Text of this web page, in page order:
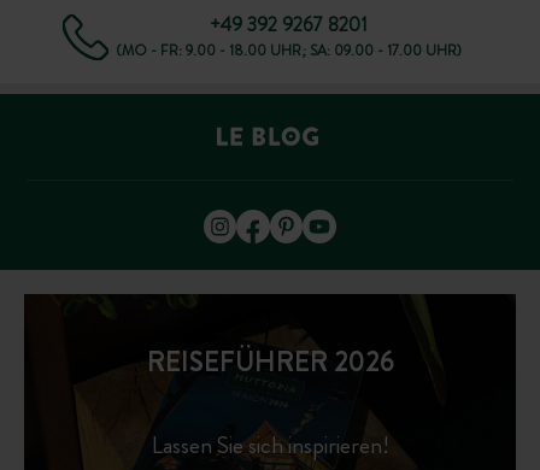
+49 392 9267 8201
(MO - FR: 9.00 - 18.00 UHR; SA: 09.00 - 17.00 UHR)
REISEFÜHRER 2026
Lassen Sie sich inspirieren!